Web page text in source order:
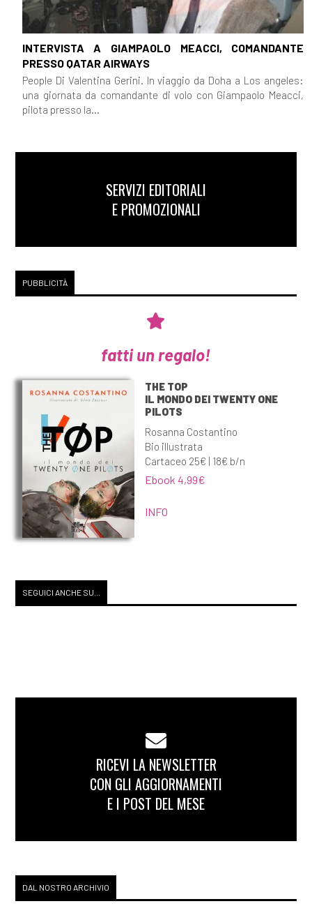
INTERVISTA A GIAMPAOLO MEACCI, COMANDANTE
PRESSO QATAR AIRWAYS
People Di Valentina Gerini. In viaggio da Doha a Los angeles:
una giornata da comandante di volo con Giampaolo Meacci,
pilota presso la...
SERVIZI EDITORIALI
E PROMOZIONALI
PUBBLICITÀ
fatti un regalo!
THE TOP
IL MONDO DEI TWENTY ONE
PILOTS
Rosanna Costantino
Bio illustrata
Cartaceo 25€ | 18€ b/n
Ebook 4,99€
INFO
SEGUICI ANCHE SU...
RICEVI LA NEWSLETTER
CON GLI AGGIORNAMENTI
E I POST DEL MESE
DAL NOSTRO ARCHIVIO